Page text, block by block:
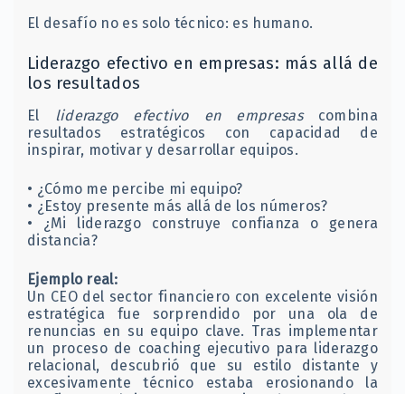
El desafío no es solo técnico: es humano.
Liderazgo efectivo en empresas: más allá de
los resultados
El liderazgo efectivo en empresascombina
resultados estratégicos con capacidad de
inspirar, motivar y desarrollar equipos.
• ¿Cómo me percibe mi equipo?
• ¿Estoy presente más allá de los números?
• ¿Mi liderazgo construye confianza o genera
distancia?
Ejemplo real:
Un CEO del sector financiero con excelente visión
estratégica fue sorprendido por una ola de
renuncias en su equipo clave. Tras implementar
un proceso de coaching ejecutivo para liderazgo
relacional, descubrió que su estilo distante y
excesivamente técnico estaba erosionando la